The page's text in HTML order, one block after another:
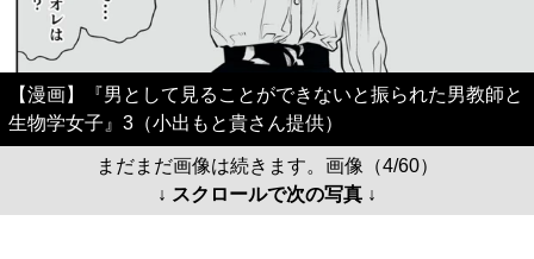
【漫画】『男として見ることができないと振られた男教師と
生物学女子』3（小出もと貴さん提供）
まだまだ画像は続きます。画像（4/60）
↓ スクロールで次の写真 ↓